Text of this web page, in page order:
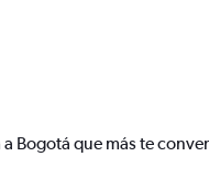
Bogotá que más te